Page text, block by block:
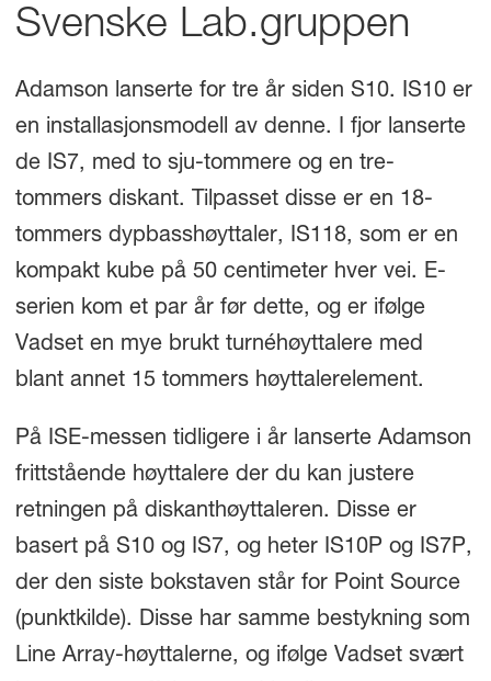
Svenske Lab.gruppen
Adamson lanserte for tre år siden S10. IS10 er
en installasjonsmodell av denne. I fjor lanserte
de IS7, med to sju-tommere og en tre-
tommers diskant. Tilpasset disse er en 18-
tommers dypbasshøyttaler, IS118, som er en
kompakt kube på 50 centimeter hver vei. E-
serien kom et par år før dette, og er ifølge
Vadset en mye brukt turnéhøyttalere med
blant annet 15 tommers høyttalerelement.
På ISE-messen tidligere i år lanserte Adamson
frittstående høyttalere der du kan justere
retningen på diskanthøyttaleren. Disse er
basert på S10 og IS7, og heter IS10P og IS7P,
der den siste bokstaven står for Point Source
(punktkilde). Disse har samme bestykning som
Line Array-høyttalerne, og ifølge Vadset svært